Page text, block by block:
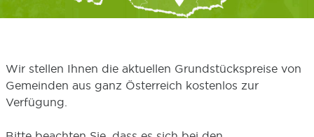
Wir stellen Ihnen die aktuellen Grundstückspreise von
Gemeinden aus ganz Österreich kostenlos zur
Verfügung.